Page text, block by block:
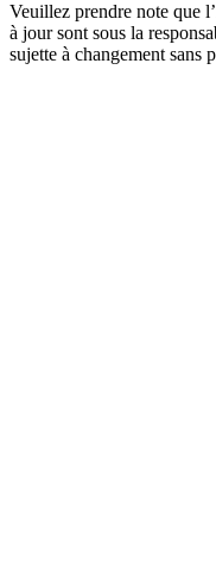
Veuillez prendre note que
à jour sont sous la
sujette à changement sans